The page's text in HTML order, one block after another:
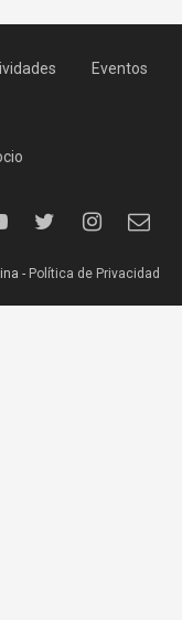
Eventos
- Política de Privacidad